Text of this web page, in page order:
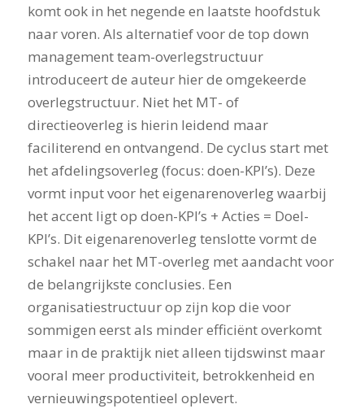
komt ook in het negende en laatste hoofdstuk
naar voren. Als alternatief voor de top down
management team-overlegstructuur
introduceert de auteur hier de omgekeerde
overlegstructuur. Niet het MT- of
directieoverleg is hierin leidend maar
faciliterend en ontvangend. De cyclus start met
het afdelingsoverleg (focus: doen-KPI’s). Deze
vormt input voor het eigenarenoverleg waarbij
het accent ligt op doen-KPI’s + Acties = Doel-
KPI’s. Dit eigenarenoverleg tenslotte vormt de
schakel naar het MT-overleg met aandacht voor
de belangrijkste conclusies. Een
organisatiestructuur op zijn kop die voor
sommigen eerst als minder efficiënt overkomt
maar in de praktijk niet alleen tijdswinst maar
vooral meer productiviteit, betrokkenheid en
vernieuwingspotentieel oplevert.